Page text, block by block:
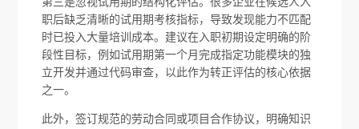
职后缺乏清晰的试用期考核指标，导致发现能力不匹配
时已投入大量培训成本。建议在入职初期设定明确的阶
段性目标，例如试用期第一个月完成指定功能模块的独
立开发并通过代码审查，以此作为转正评估的核心依据
之一。
此外，签订规范的劳动合同或项目合作协议，明确知识